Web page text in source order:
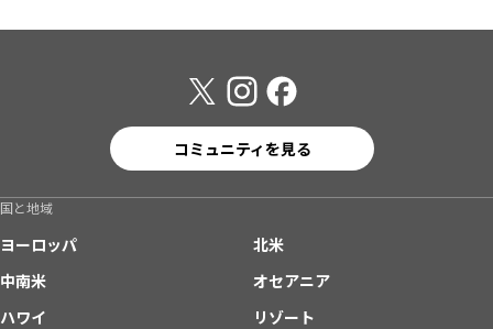
コミュニティを見る
国と地域
ヨーロッパ
北米
中南米
オセアニア
ハワイ
リゾート